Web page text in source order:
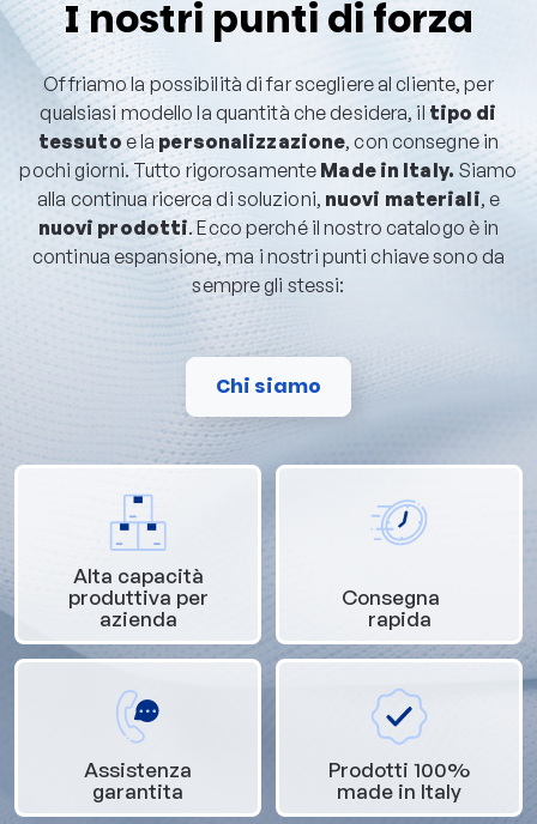
I nostri punti di forza
Offriamo la possibilità di far scegliere al cliente, per
qualsiasi modello la quantità che desidera, iltipo di
tessuto e lapersonalizzazione, con consegne in
pochi giorni. Tutto rigorosamente Made in Italy. Siamo
alla continua ricerca di soluzioni, nuovi materiali, e
nuovi prodotti. Ecco perché il nostro catalogo è in
continua espansione, ma i nostri punti chiave sono da
sempre gli stessi:
Chi siamo
Alta capacità
produttiva per
azienda
Consegna
rapida
Assistenza
garantita
Prodotti 100%
made in Italy